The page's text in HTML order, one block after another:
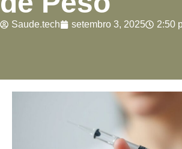
Saude.tech setembro 3, 2025 2:50